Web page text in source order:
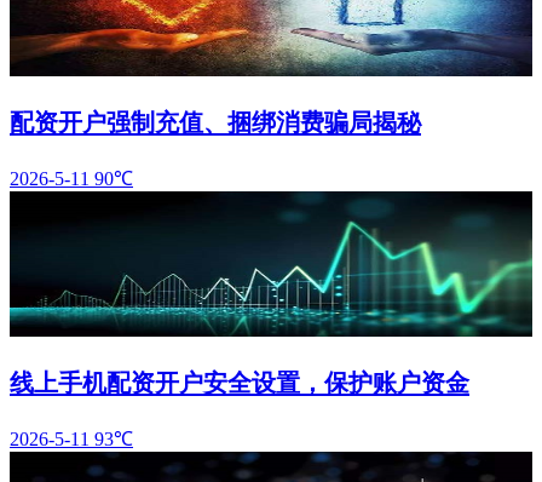
配资开户强制充值、捆绑消费骗局揭秘
2026-5-11 90℃
线上手机配资开户安全设置，保护账户资金
2026-5-11 93℃